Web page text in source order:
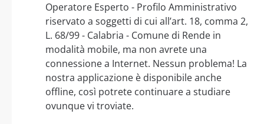
Operatore Esperto - Profilo Amministrativo
riservato a soggetti di cui all’art. 18, comma 2,
L. 68/99 - Calabria - Comune di Rende in
modalità mobile, ma non avrete una
connessione a Internet. Nessun problema! La
nostra applicazione è disponibile anche
offline, così potrete continuare a studiare
ovunque vi troviate.